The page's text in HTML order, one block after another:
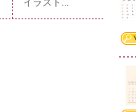
イラスト...